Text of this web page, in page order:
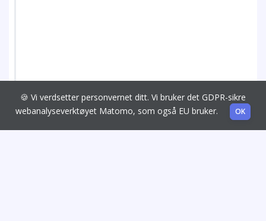
🍪 Vi verdsetter personvernet ditt. Vi bruker det GDPR-sikre
webanalyseverktøyet Matomo, som også EU bruker.
OK